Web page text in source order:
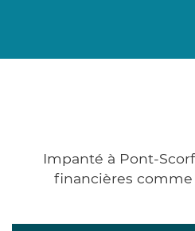
Impanté à Pont-
financières comme